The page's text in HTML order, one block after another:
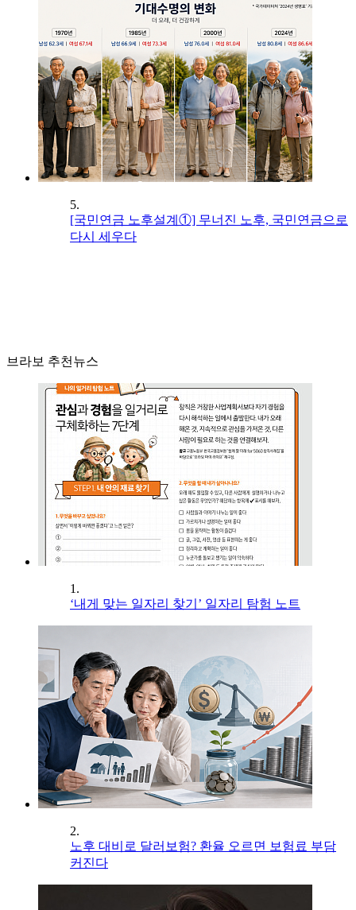
5.
[국민연금 노후설계①] 무너진 노후, 국민연금으로
다시 세우다
브라보 추천뉴스
1.
‘내게 맞는 일자리 찾기’ 일자리 탐험 노트
2.
노후 대비로 달러보험? 환율 오르면 보험료 부담
커진다